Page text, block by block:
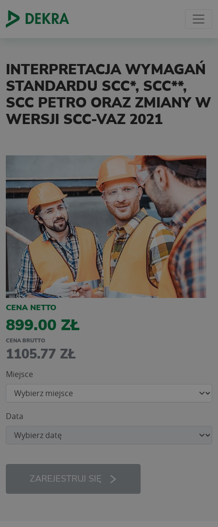
INTERPRETACJA WYMAGAŃ
STANDARDU SCC*, SCC**,
SCC PETRO ORAZ ZMIANY W
WERSJI SCC-VAZ 2021
CENA NETTO
899.00 ZŁ
CENA BRUTTO
1105.77 ZŁ
Miejsce
Data
ZAREJESTRUJ SIĘ